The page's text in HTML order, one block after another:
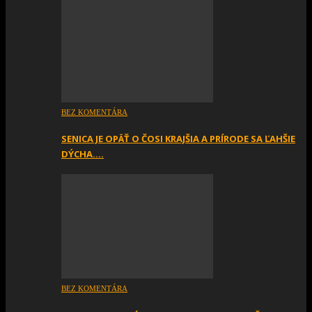
BEZ KOMENTÁRA
SENICA JE OPÄŤ O ČOSI KRAJŠIA A PRÍRODE SA ĽAHŠIE
DÝCHA….
BEZ KOMENTÁRA